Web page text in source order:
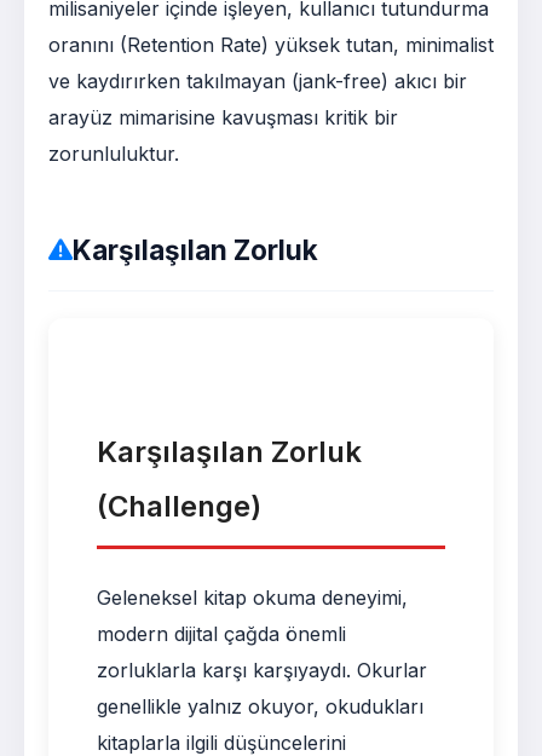
milisaniyeler içinde işleyen, kullanıcı tutundurma
oranını (Retention Rate) yüksek tutan, minimalist
ve kaydırırken takılmayan (jank-free) akıcı bir
arayüz mimarisine kavuşması kritik bir
zorunluluktur.
Karşılaşılan Zorluk
Karşılaşılan Zorluk
(Challenge)
Geleneksel kitap okuma deneyimi,
modern dijital çağda önemli
zorluklarla karşı karşıyaydı. Okurlar
genellikle yalnız okuyor, okudukları
kitaplarla ilgili düşüncelerini